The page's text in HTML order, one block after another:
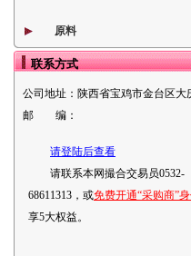
原料
联系方式
公司地址： 陕西省宝鸡市金台区大
邮 编：
请登陆后查看
请联系本网撮合交易员0532-
68611313，或免费开通“采购商”
享5大权益。